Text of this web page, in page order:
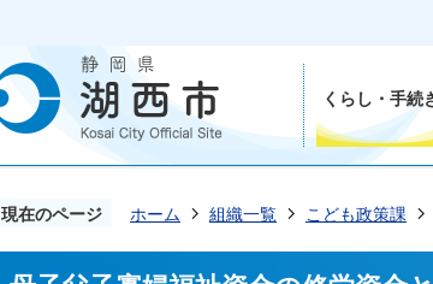
くらし・手続
現在のページ ホーム 組織一覧 こども政策課